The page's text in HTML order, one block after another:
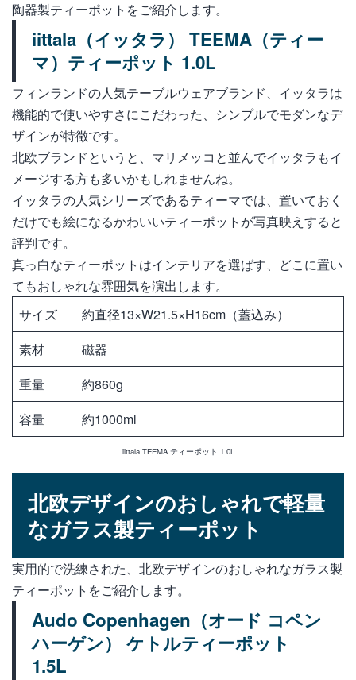
陶器製ティーポットをご紹介します。
iittala（イッタラ） TEEMA（ティー
マ）ティーポット 1.0L
フィンランドの人気テーブルウェアブランド、イッタラは
機能的で使いやすさにこだわった、シンプルでモダンなデ
ザインが特徴です。
北欧ブランドというと、マリメッコと並んでイッタラもイ
メージする方も多いかもしれませんね。
イッタラの人気シリーズであるティーマでは、置いておく
だけでも絵になるかわいいティーポットが写真映えすると
評判です。
真っ白なティーポットはインテリアを選ばす、どこに置い
てもおしゃれな雰囲気を演出します。
サイズ
約直径13×W21.5×H16cm（蓋込み）
素材
磁器
重量
約860g
容量
約1000ml
iittala TEEMA ティーポット 1.0L
北欧デザインのおしゃれで軽量
なガラス製ティーポット
実用的で洗練された、北欧デザインのおしゃれなガラス製
ティーポットをご紹介します。
Audo Copenhagen（オード コペン
ハーゲン） ケトルティーポット
1.5L